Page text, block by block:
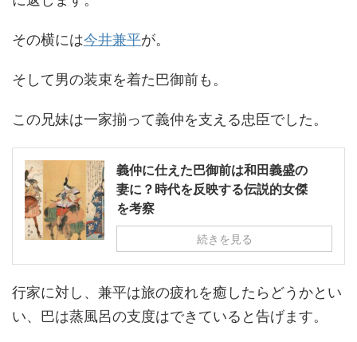
その横には今井兼平が。
そして男の装束を着た巴御前も。
この兄妹は一家揃って義仲を支える忠臣でした。
義仲に仕えた巴御前は和田義盛の
妻に？時代を反映する伝説的女傑
を考察
続きを見る
行家に対し、兼平は旅の疲れを癒したらどうかとい
い、巴は蒸風呂の支度はできていると告げます。